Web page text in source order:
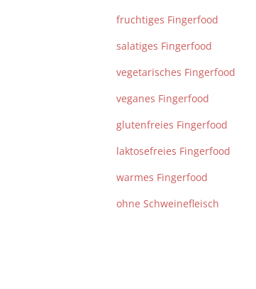
fruchtiges Fingerfood
salatiges Fingerfood
vegetarisches Fingerfood
veganes Fingerfood
glutenfreies Fingerfood
laktosefreies Fingerfood
warmes Fingerfood
ohne Schweinefleisch